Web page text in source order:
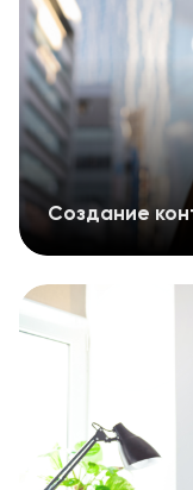
Создание